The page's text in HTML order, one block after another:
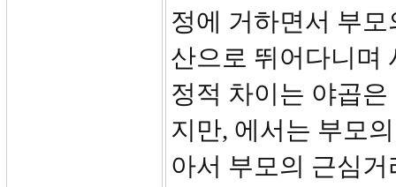
정에 거하면서 부
산으로 뛰어다니며
정적 차이는 야곱
지만, 에서는 부모
아서 부모의 근심